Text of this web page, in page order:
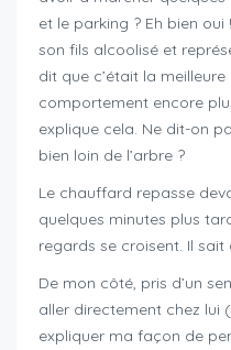
et le parking ? Eh bien
son fils alcoolisé et
dit que c’était la
comportement encore
explique cela. Ne dit-on
bien loin de l’arbre ?
Le chauffard repasse
quelques minutes plus
regards se croisent. Il sait
De mon côté, pris d’un
aller directement chez lui
expliquer ma façon de